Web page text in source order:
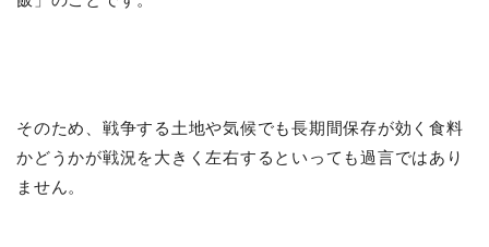
そのため、戦争する土地や気候でも長期間保存が効く食料
かどうかが戦況を大きく左右するといっても過言ではあり
ません。